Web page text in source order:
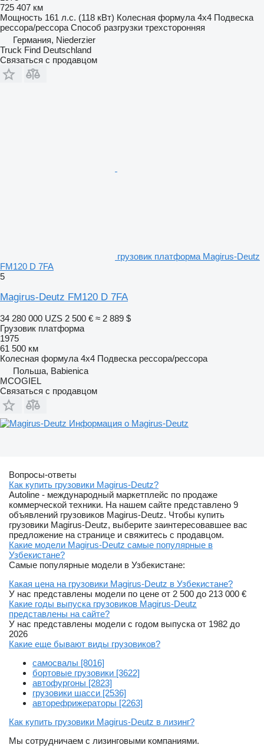
725 407 км
Мощность 161 л.с. (118 кВт) Колесная формула 4x4 Подвеска
рессора/рессора Способ разгрузки трехсторонняя
Германия, Niederzier
Truck Find Deutschland
Связаться с продавцом
грузовик платформа Magirus-Deutz
FM120 D 7FA
5
Magirus-Deutz FM120 D 7FA
34 280 000 UZS 2 500 € ≈ 2 889 $
Грузовик платформа
1975
61 500 км
Колесная формула 4x4 Подвеска рессора/рессора
Польша, Babienica
MCOGIEL
Связаться с продавцом
Информация о Magirus-Deutz
Вопросы-ответы
Как купить грузовики Magirus-Deutz?
Autoline - международный маркетплейс по продаже
коммерческой техники. На нашем сайте представлено 9
объявлений грузовиков Magirus-Deutz. Чтобы купить
грузовики Magirus-Deutz, выберите заинтересовавшее вас
предложение на странице и свяжитесь с продавцом.
Какие модели Magirus-Deutz самые популярные в
Узбекистане?
Самые популярные модели в Узбекистане:
Какая цена на грузовики Magirus-Deutz в Узбекистане?
У нас представлены модели по цене от 2 500 до 213 000 €
Какие годы выпуска грузовиков Magirus-Deutz
представлены на сайте?
У нас представлены модели с годом выпуска от 1982 до
2026
Какие еще бывают виды грузовиков?
самосвалы [8016]
бортовые грузовики [3622]
автофургоны [2823]
грузовики шасси [2536]
авторефрижераторы [2263]
Как купить грузовики Magirus-Deutz в лизинг?
Мы сотрудничаем с лизинговыми компаниями.